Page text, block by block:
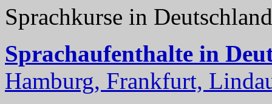
Sprachkurse in
Sprachaufenthalte in
Hamburg, Frankfurt,